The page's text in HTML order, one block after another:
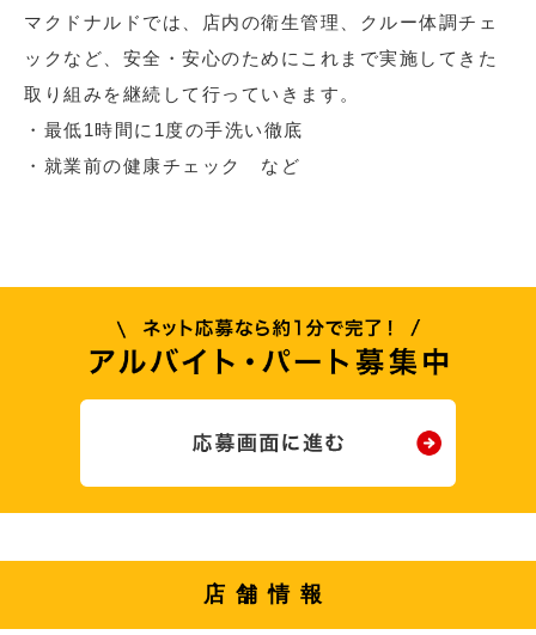
マクドナルドでは、店内の衛生管理、クルー体調チェ
ックなど、安全・安心のためにこれまで実施してきた
取り組みを継続して行っていきます。
・最低1時間に1度の手洗い徹底
・就業前の健康チェック など
店舗情報